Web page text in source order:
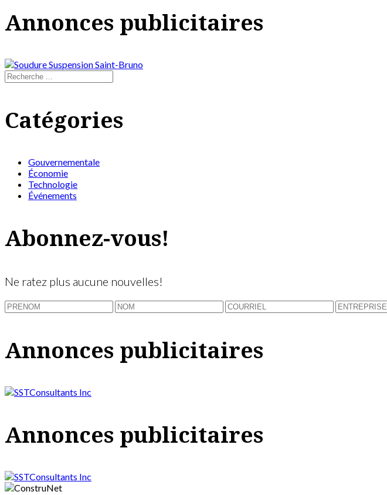
Annonces publicitaires
Catégories
Gouvernementale
Économie
Technologie
Événements
Abonnez-vous!
Ne ratez plus aucune nouvelles!
Annonces publicitaires
Annonces publicitaires